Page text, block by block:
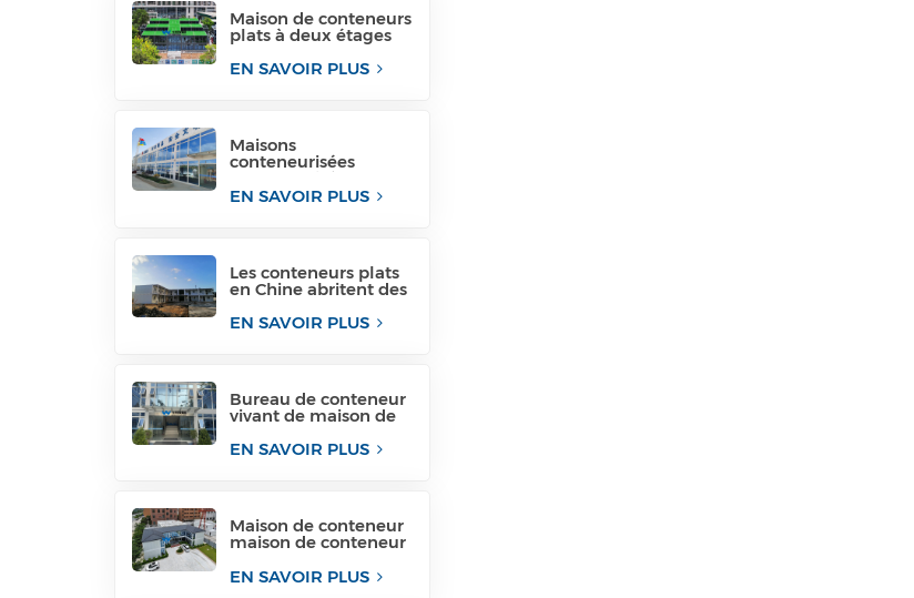
Maison de conteneurs
plats à deux étages
en provenance de
Chine
EN SAVOIR PLUS
Maisons
conteneurisées
conteneurisées pour
immeubles de
EN SAVOIR PLUS
Les conteneurs plats
en Chine abritent des
conteneurs
EN SAVOIR PLUS
Bureau de conteneur
vivant de maison de
plat pour le site de
EN SAVOIR PLUS
Maison de conteneur
maison de conteneur
temporaire
EN SAVOIR PLUS